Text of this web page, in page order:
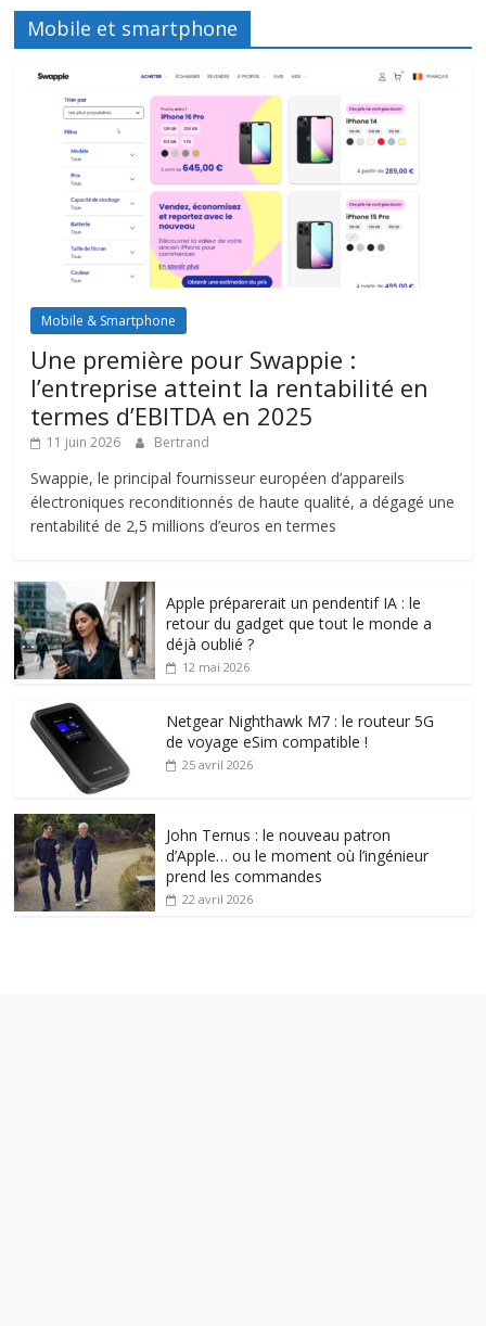
Mobile et smartphone
Mobile & Smartphone
Une première pour Swappie :
l’entreprise atteint la rentabilité en
termes d’EBITDA en 2025
11 juin 2026 Bertrand
Swappie, le principal fournisseur européen d’appareils
électroniques reconditionnés de haute qualité, a dégagé une
rentabilité de 2,5 millions d’euros en termes
Apple préparerait un pendentif IA : le
retour du gadget que tout le monde a
déjà oublié ?
12 mai 2026
Netgear Nighthawk M7 : le routeur 5G
de voyage eSim compatible !
25 avril 2026
John Ternus : le nouveau patron
d’Apple… ou le moment où l’ingénieur
prend les commandes
22 avril 2026